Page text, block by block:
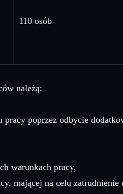
110 osób
należą:
poprzez odbycie
warunkach pracy,
mającej na celu